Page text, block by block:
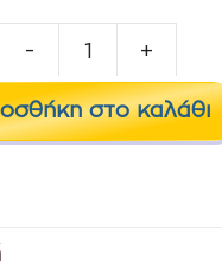
- +
στο καλάθι